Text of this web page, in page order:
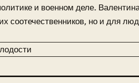
и военном деле.
соотечественников, но и для